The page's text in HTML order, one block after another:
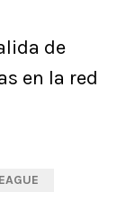
de
en la red